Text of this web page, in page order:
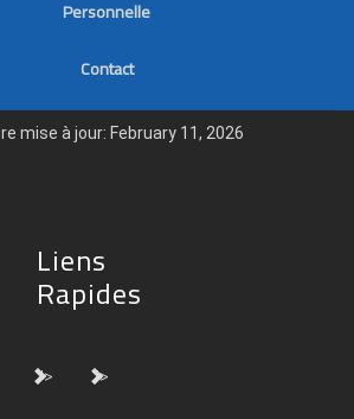
Personnelle
Contact
mise à jour: February 11, 2026
Liens
Rapides
"> ">